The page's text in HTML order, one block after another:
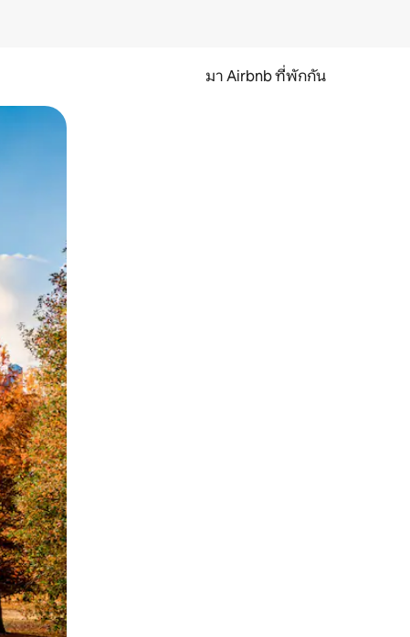
มา Airbnb ที่พักกัน